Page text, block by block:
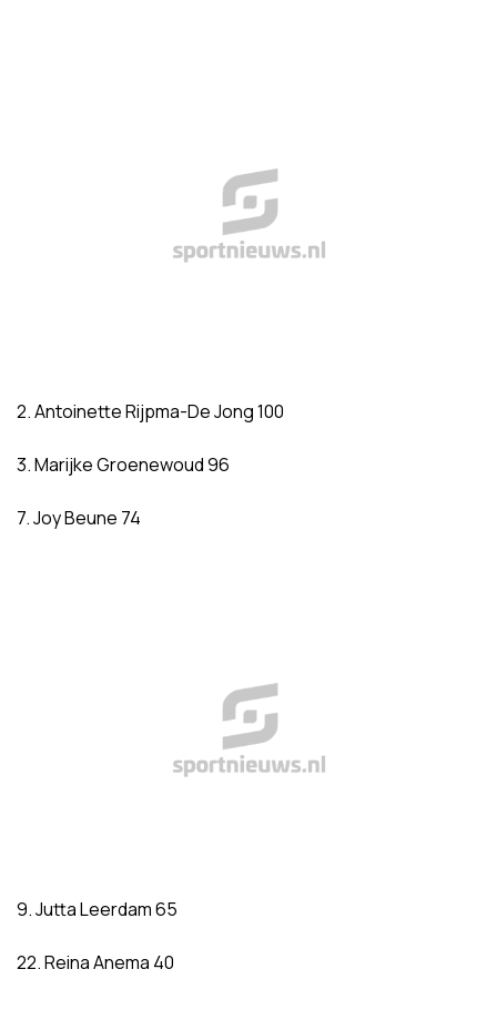
2. Antoinette Rijpma-De Jong 100
3. Marijke Groenewoud 96
7. Joy Beune 74
9. Jutta Leerdam 65
22. Reina Anema 40